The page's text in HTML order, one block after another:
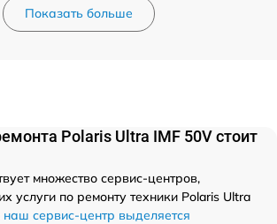
Показать больше
Polaris Ultra IMF 50V стоит
множество сервис-центров,
услуги по ремонту техники Polaris Ultra
наш сервис-центр выделяется